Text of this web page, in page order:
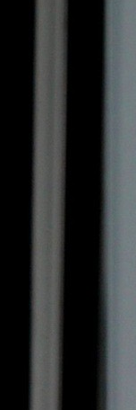
Ключевыми
К Ним
Беларуси
Выбрать В
Зимы?
Улучшения